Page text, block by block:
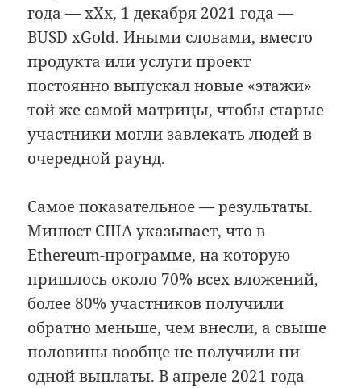
года — xXx, 1 декабря 2021 года —
BUSD xGold. Иными словами, вместо
продукта или услуги проект
постоянно выпускал новые «этажи»
той же самой матрицы, чтобы старые
участники могли завлекать людей в
очередной раунд.
Самое показательное — результаты.
Минюст США указывает, что в
Ethereum-программе, на которую
пришлось около 70% всех вложений,
более 80% участников получили
обратно меньше, чем внесли, а свыше
половины вообще не получили ни
одной выплаты. В апреле 2021 года